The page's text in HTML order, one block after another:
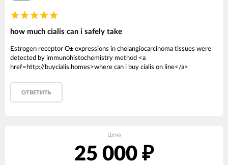
how much cialis can i safely take
Estrogen receptor О± expressions in cholangiocarcinoma tissues were
detected by immunohistochemistry method <a
href=http://buycialis.homes>where can i buy cialis on line</a>
ОТВЕТИТЬ
Цена
25 000 ₽